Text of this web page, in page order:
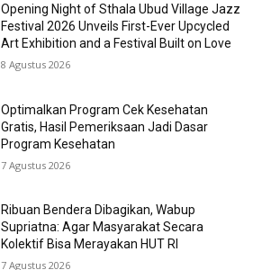
Opening Night of Sthala Ubud Village Jazz
Festival 2026 Unveils First-Ever Upcycled
Art Exhibition and a Festival Built on Love
8 Agustus 2026
Optimalkan Program Cek Kesehatan
Gratis, Hasil Pemeriksaan Jadi Dasar
Program Kesehatan
7 Agustus 2026
Ribuan Bendera Dibagikan, Wabup
Supriatna: Agar Masyarakat Secara
Kolektif Bisa Merayakan HUT RI
7 Agustus 2026